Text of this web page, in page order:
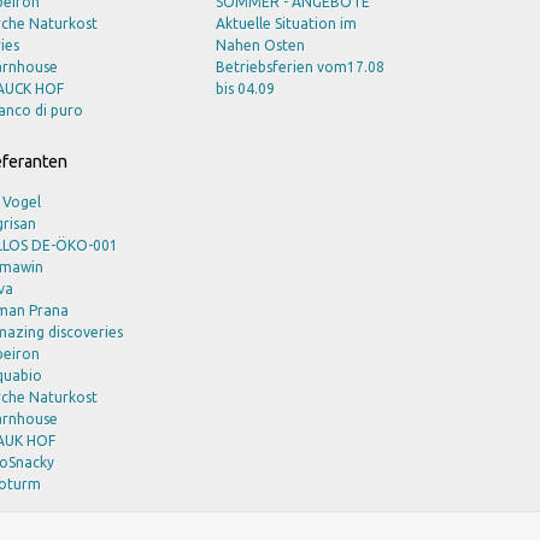
Naturkost
HOF
di puro
Mühle
Fischer
Bees
D
Cosmetics
Aktuelle Situation im
Nahen Osten
Betriebsferien vom17.08
bis 04.09
Vogel
DE-ÖKO-001
Prana
discoveries
Naturkost
HOF